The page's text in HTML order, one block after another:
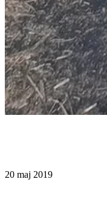
20 maj 2019